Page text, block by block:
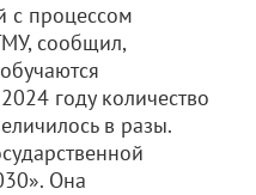
с процессом
сообщил,
году количество
в разы.
Она